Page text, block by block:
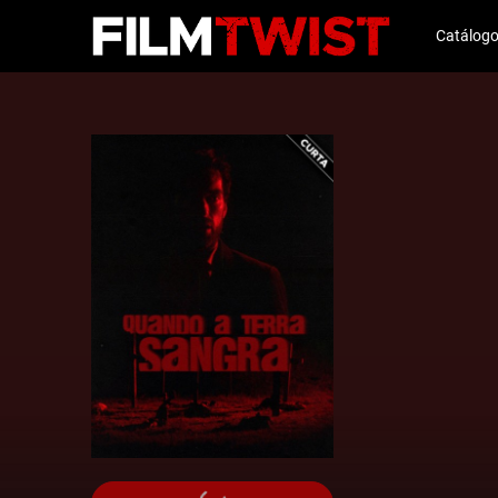
Catálogo